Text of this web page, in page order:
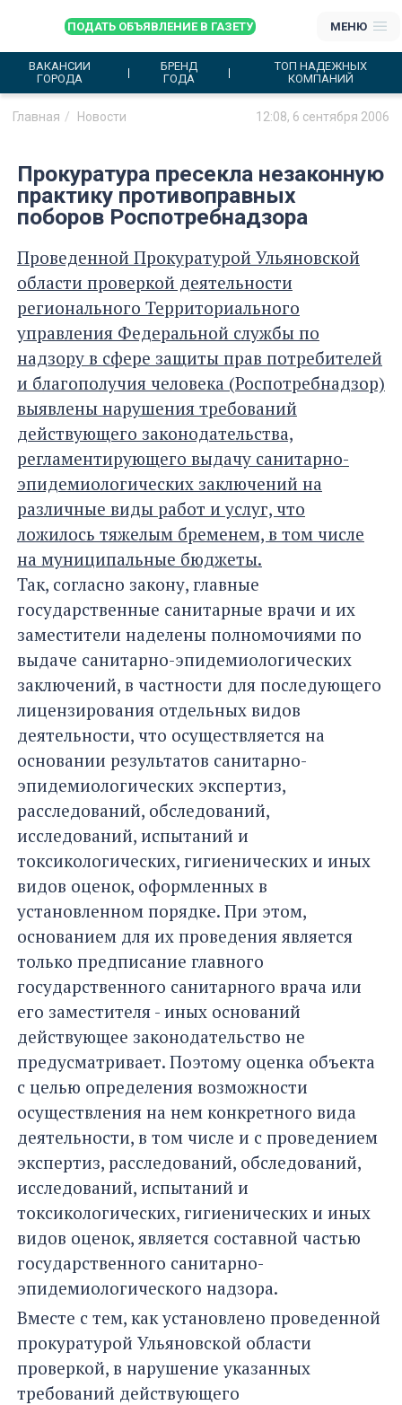
ПОДАТЬ ОБЪЯВЛЕНИЕ В ГАЗЕТУ МЕНЮ
ВАКАНСИИ
ГОРОДА
БРЕНД
ГОДА
ТОП НАДЕЖНЫХ
КОМПАНИЙ
Главная Новости 12:08, 6 сентября 2006
Прокуратура пресекла незаконную
практику противоправных
поборов Роспотребнадзора
Проведенной Прокуратурой Ульяновской
области проверкой деятельности
регионального Территориального
управления Федеральной службы по
надзору в сфере защиты прав потребителей
и благополучия человека (Роспотребнадзор)
выявлены нарушения требований
действующего законодательства,
регламентирующего выдачу санитарно-
эпидемиологических заключений на
различные виды работ и услуг, что
ложилось тяжелым бременем, в том числе
на муниципальные бюджеты.
Так, согласно закону, главные
государственные санитарные врачи и их
заместители наделены полномочиями по
выдаче санитарно-эпидемиологических
заключений, в частности для последующего
лицензирования отдельных видов
деятельности, что осуществляется на
основании результатов санитарно-
эпидемиологических экспертиз,
расследований, обследований,
исследований, испытаний и
токсикологических, гигиенических и иных
видов оценок, оформленных в
установленном порядке. При этом,
основанием для их проведения является
только предписание главного
государственного санитарного врача или
его заместителя - иных оснований
действующее законодательство не
предусматривает. Поэтому оценка объекта
с целью определения возможности
осуществления на нем конкретного вида
деятельности, в том числе и с проведением
экспертиз, расследований, обследований,
исследований, испытаний и
токсикологических, гигиенических и иных
видов оценок, является составной частью
государственного санитарно-
эпидемиологического надзора.
Вместе с тем, как установлено проведенной
прокуратурой Ульяновской области
проверкой, в нарушение указанных
требований действующего